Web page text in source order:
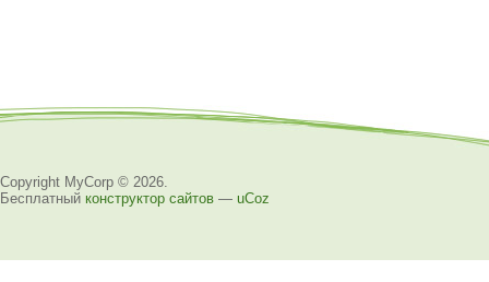
Copyright MyCorp © 2026
Бесплатный конструктор сайтов — uCoz